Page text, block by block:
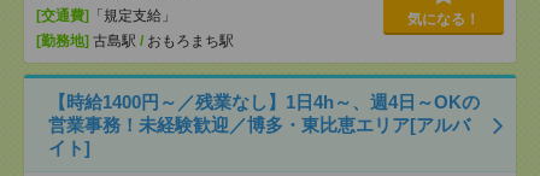
[交通費]
「規定支給」
[勤務地] 古島駅 / おもろまち駅
気になる！
【時給1400円～／残業なし】1日4h～、週4日～OKの
営業事務！未経験歓迎／博多・東比恵エリア[アルバ
イト]